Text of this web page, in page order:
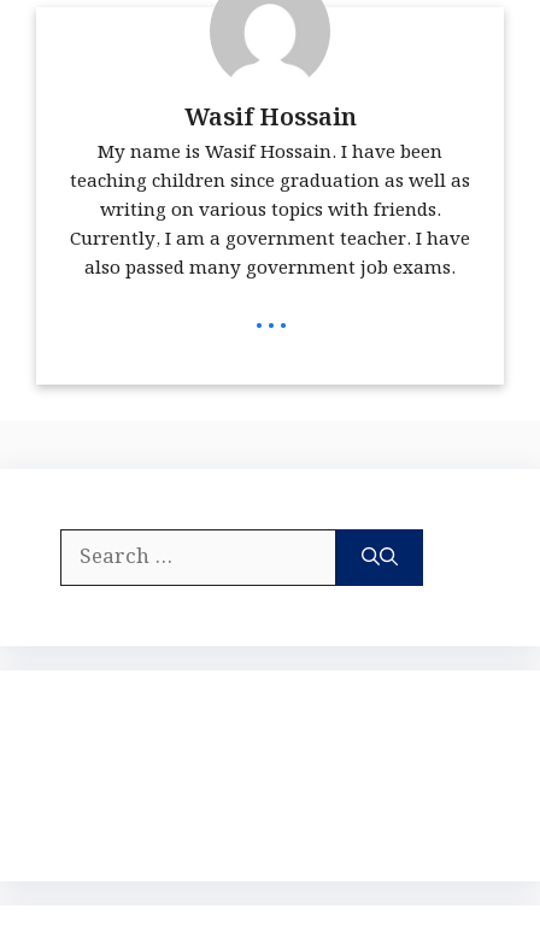
Wasif Hossain
My name is Wasif Hossain. I have been
teaching children since graduation as well as
writing on various topics with friends.
Currently, I am a government teacher. I have
also passed many government job exams.
...
Search
for: